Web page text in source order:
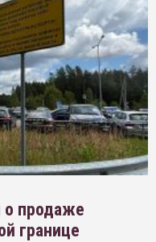
о продаже
границе